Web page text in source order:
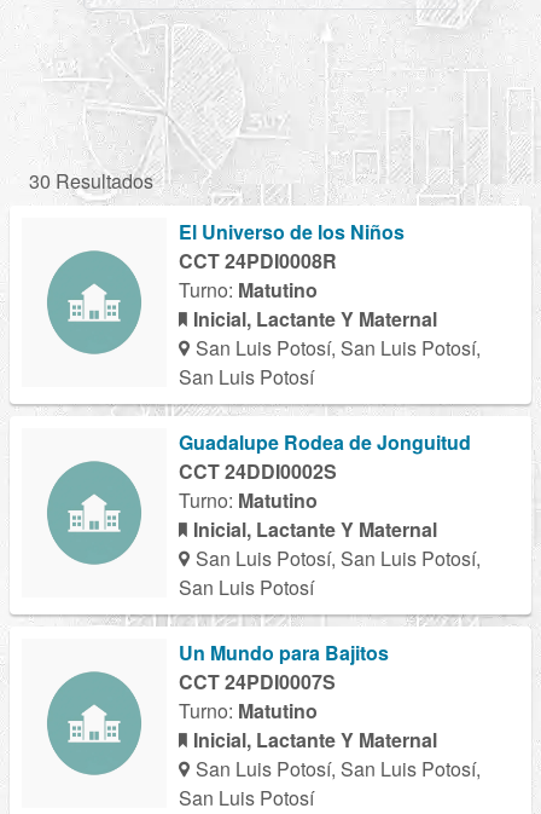
30 Resultados
El Universo de los Niños
CCT 24PDI0008R
Turno: Matutino
Inicial, Lactante Y Maternal
San Luis Potosí, San Luis Potosí,
San Luis Potosí
Guadalupe Rodea de Jonguitud
CCT 24DDI0002S
Turno: Matutino
Inicial, Lactante Y Maternal
San Luis Potosí, San Luis Potosí,
San Luis Potosí
Un Mundo para Bajitos
CCT 24PDI0007S
Turno: Matutino
Inicial, Lactante Y Maternal
San Luis Potosí, San Luis Potosí,
San Luis Potosí